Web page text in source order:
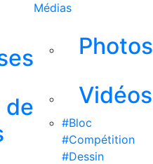
de
Médias
Photos
Vidéos
#Bloc
#Compétition
#Dessin